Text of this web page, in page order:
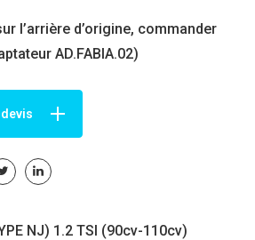
l’arrière d’origine, commander
AD.FABIA.02)
NJ) 1.2 TSI (90cv-110cv)